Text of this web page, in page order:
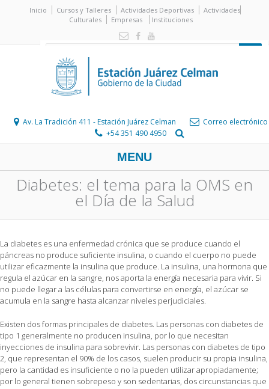
Inicio Cursos y Talleres Actividades Deportivas
Actividades
Culturales
Empresas Instituciones
Av. La Tradición 411 - Estación Juárez Celman
Correo electrónico
+54 351 490 4950
MENU
Diabetes: el tema para la OMS en
el Día de la Salud
La diabetes es una enfermedad crónica que se produce cuando el
páncreas no produce suficiente insulina, o cuando el cuerpo no puede
utilizar eficazmente la insulina que produce. La insulina, una hormona que
regula el azúcar en la sangre, nos aporta la energía necesaria para vivir. Si
no puede llegar a las células para convertirse en energía, el azúcar se
acumula en la sangre hasta alcanzar niveles perjudiciales.
Existen dos formas principales de diabetes. Las personas con diabetes de
tipo 1 generalmente no producen insulina, por lo que necesitan
inyecciones de insulina para sobrevivir. Las personas con diabetes de tipo
2, que representan el 90% de los casos, suelen producir su propia insulina,
pero la cantidad es insuficiente o no la pueden utilizar apropiadamente;
por lo general tienen sobrepeso y son sedentarias, dos circunstancias que